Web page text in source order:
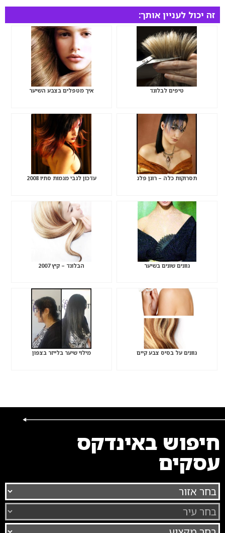
זה יכול לעניין אותך:
טיפים לבלונד איך מטפלים בצבע השיער
תסרוקות כלה – רונן פלג עדכון לגבי מגמות סתיו 2008
גוונים שונים בשיער הבלונד – קיץ 2007
גוונים על בסיס צבע קיים מילוי שיער בלייזר בצפון
חיפוש באינדקס
עסקים